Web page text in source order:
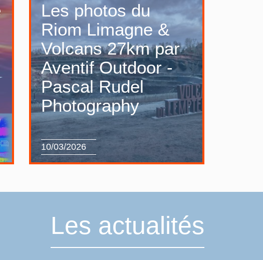
Les photos du
Riom Limagne &
Volcans 27km par
Aventif Outdoor -
Pascal Rudel
Photography
10/03/2026
Les actualités